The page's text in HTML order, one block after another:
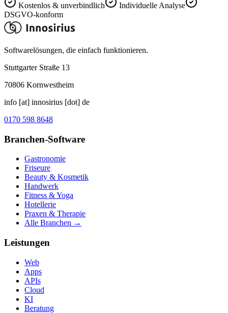
Kostenlos & unverbindlich
Individuelle Analyse
DSGVO-konform
Softwarelösungen, die einfach funktionieren.
Stuttgarter Straße 13
70806 Kornwestheim
info [at] innosirius [dot] de
0170 598 8648
Branchen-Software
Gastronomie
Friseure
Beauty & Kosmetik
Handwerk
Fitness & Yoga
Hotellerie
Praxen & Therapie
Alle Branchen →
Leistungen
Web
Apps
APIs
Cloud
KI
Beratung